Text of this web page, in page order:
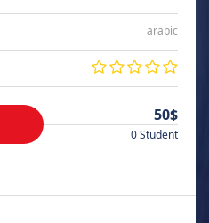
arabic
50$
0 Student